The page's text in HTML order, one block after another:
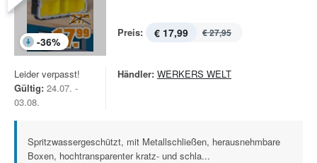
-36%
Preis: € 17,99 € 27,95
Leider verpasst!
Gültig: 24.07. -
03.08.
Händler: WERKERS WELT
Spritzwassergeschützt, mit Metallschließen, herausnehmbare
Boxen, hochtransparenter kratz- und schla...